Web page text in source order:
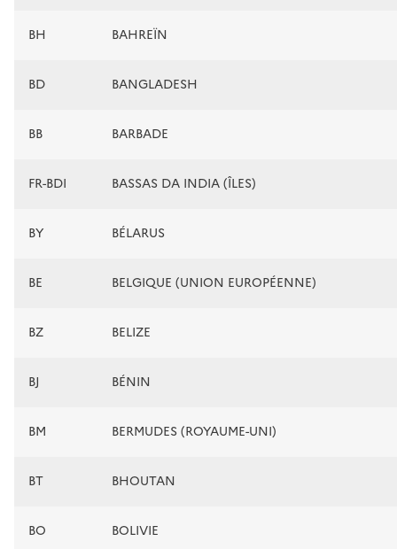
BH BAHREÏN
BD BANGLADESH
BB BARBADE
FR-BDI BASSAS DA INDIA (ÎLES)
BY BÉLARUS
BE BELGIQUE (UNION EUROPÉENNE)
BZ BELIZE
BJ BÉNIN
BM BERMUDES (ROYAUME-UNI)
BT BHOUTAN
BO BOLIVIE